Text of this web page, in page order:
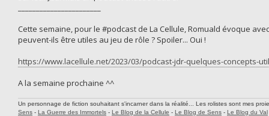
Cette semaine, pour le #podcast de La Cellule, Romuald évoque
peuvent-ils être utiles au jeu de rôle ? Spoiler... Oui !
https://www.lacellule.net/2023/03/podcast-jdr-quelques-concepts-
A la semaine prochaine ^^
Un personnage de fiction souhaitant s'incarner dans la réalité... Les rolistes sont mes
Sens - La Guerre des Immortels - Le Blog de la Cellule - Le Blog de Sens - Le Blog du Val